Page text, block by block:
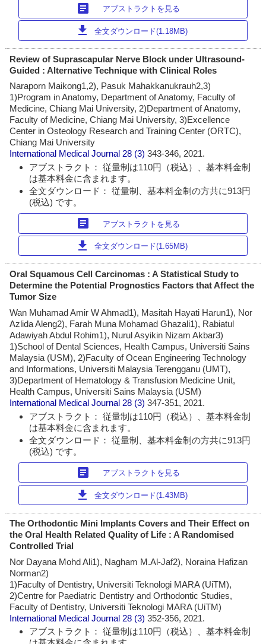
article アブストラクトを見る
download 全文ダウンロード(1.18MB)
Review of Suprascapular Nerve Block under Ultrasound-
Guided : Alternative Technique with Clinical Roles
Naraporn Maikong1,2), Pasuk Mahakkanukrauh2,3)
1)Program in Anatomy, Department of Anatomy, Faculty of
Medicine, Chiang Mai University, 2)Department of Anatomy,
Faculty of Medicine, Chiang Mai University, 3)Excellence
Center in Osteology Research and Training Center (ORTC),
Chiang Mai University
International Medical Journal 28 (3)343-346, 2021.
アブストラクト： 従量制は110円（税込）、基本料金制
は基本料金に含まれます。
全文ダウンロード： 従量制、基本料金制の方共に913円
(税込) です。
article アブストラクトを見る
download 全文ダウンロード(1.65MB)
Oral Squamous Cell Carcinomas : A Statistical Study to
Determine the Potential Prognostics Factors that Affect the
Tumor Size
Wan Muhamad Amir W Ahmad1), Masitah Hayati Harun1), Nor
Azlida Aleng2), Farah Muna Mohamad Ghazali1), Rabiatul
Adawiyah Abdul Rohim1), Nurul Asyikin Nizam Akbar3)
1)School of Dental Sciences, Health Campus, Universiti Sains
Malaysia (USM), 2)Faculty of Ocean Engineering Technology
and Informations, Universiti Malaysia Terengganu (UMT),
3)Department of Hematology & Transfusion Medicine Unit,
Health Campus, Universiti Sains Malaysia (USM)
International Medical Journal 28 (3)347-351, 2021.
アブストラクト： 従量制は110円（税込）、基本料金制
は基本料金に含まれます。
全文ダウンロード： 従量制、基本料金制の方共に913円
(税込) です。
article アブストラクトを見る
download 全文ダウンロード(1.43MB)
The Orthodontic Mini Implants Covers and Their Effect on
the Oral Health Related Quality of Life : A Randomised
Controlled Trial
Nor Dayana Mohd Ali1), Nagham M.Al-Jaf2), Noraina Hafizan
Norman2)
1)Faculty of Dentistry, Universiti Teknologi MARA (UiTM),
2)Centre for Paediatric Dentistry and Orthodontic Studies,
Faculty of Dentistry, Universiti Teknologi MARA (UiTM)
International Medical Journal 28 (3)352-356, 2021.
アブストラクト： 従量制は110円（税込）、基本料金制